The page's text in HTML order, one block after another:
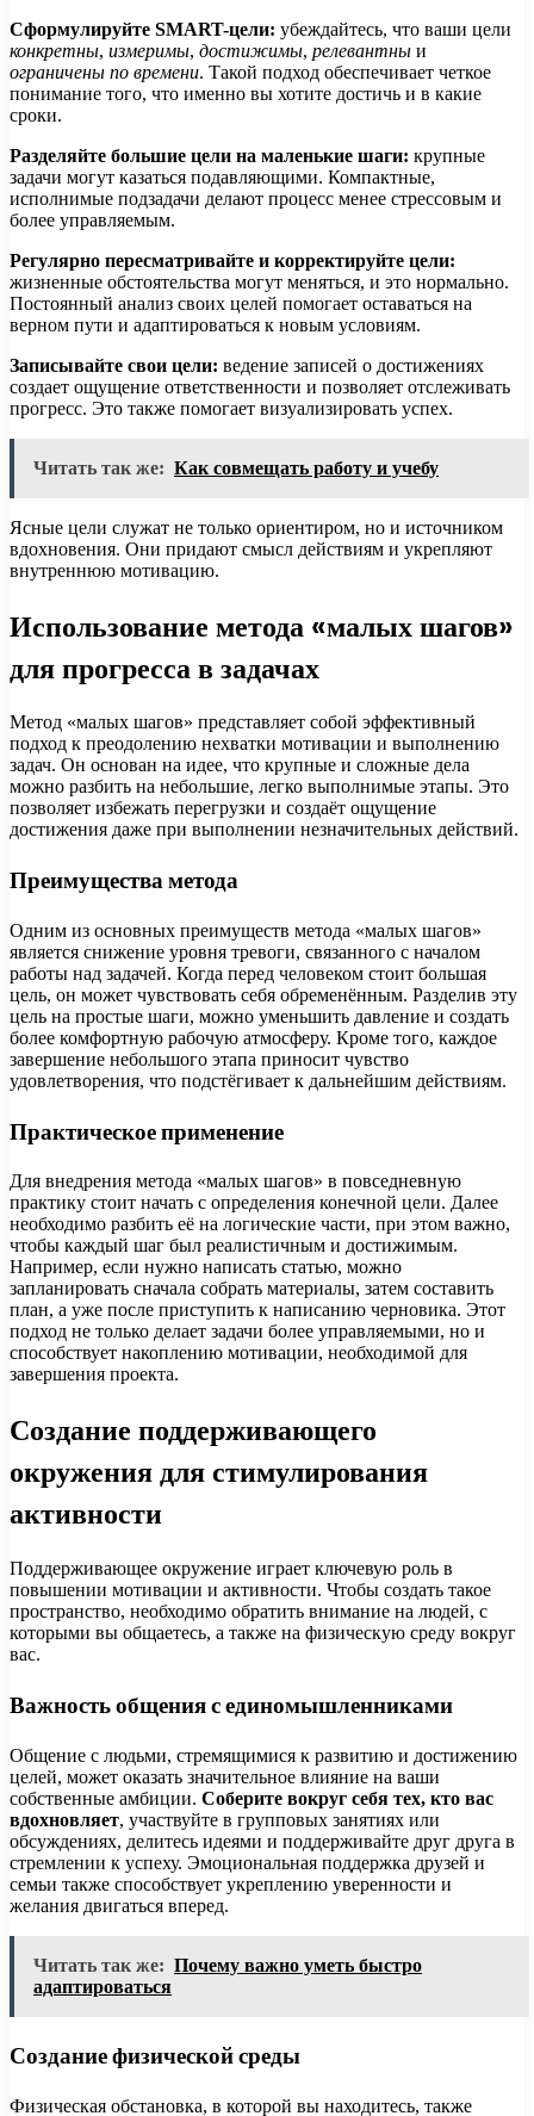
Сформулируйте SMART-цели: убеждайтесь, что ваши цели
конкретны, измеримы, достижимы, релевантны и
ограничены по времени. Такой подход обеспечивает четкое
понимание того, что именно вы хотите достичь и в какие
сроки.
Разделяйте большие цели на маленькие шаги: крупные
задачи могут казаться подавляющими. Компактные,
исполнимые подзадачи делают процесс менее стрессовым и
более управляемым.
Регулярно пересматривайте и корректируйте цели:
жизненные обстоятельства могут меняться, и это нормально.
Постоянный анализ своих целей помогает оставаться на
верном пути и адаптироваться к новым условиям.
Записывайте свои цели: ведение записей о достижениях
создает ощущение ответственности и позволяет отслеживать
прогресс. Это также помогает визуализировать успех.
Читать так же: Как совмещать работу и учебу
Ясные цели служат не только ориентиром, но и источником
вдохновения. Они придают смысл действиям и укрепляют
внутреннюю мотивацию.
Использование метода «малых шагов»
для прогресса в задачах
Метод «малых шагов» представляет собой эффективный
подход к преодолению нехватки мотивации и выполнению
задач. Он основан на идее, что крупные и сложные дела
можно разбить на небольшие, легко выполнимые этапы. Это
позволяет избежать перегрузки и создаёт ощущение
достижения даже при выполнении незначительных действий.
Преимущества метода
Одним из основных преимуществ метода «малых шагов»
является снижение уровня тревоги, связанного с началом
работы над задачей. Когда перед человеком стоит большая
цель, он может чувствовать себя обременённым. Разделив эту
цель на простые шаги, можно уменьшить давление и создать
более комфортную рабочую атмосферу. Кроме того, каждое
завершение небольшого этапа приносит чувство
удовлетворения, что подстёгивает к дальнейшим действиям.
Практическое применение
Для внедрения метода «малых шагов» в повседневную
практику стоит начать с определения конечной цели. Далее
необходимо разбить её на логические части, при этом важно,
чтобы каждый шаг был реалистичным и достижимым.
Например, если нужно написать статью, можно
запланировать сначала собрать материалы, затем составить
план, а уже после приступить к написанию черновика. Этот
подход не только делает задачи более управляемыми, но и
способствует накоплению мотивации, необходимой для
завершения проекта.
Создание поддерживающего
окружения для стимулирования
активности
Поддерживающее окружение играет ключевую роль в
повышении мотивации и активности. Чтобы создать такое
пространство, необходимо обратить внимание на людей, с
которыми вы общаетесь, а также на физическую среду вокруг
вас.
Важность общения с единомышленниками
Общение с людьми, стремящимися к развитию и достижению
целей, может оказать значительное влияние на ваши
собственные амбиции. Соберите вокруг себя тех, кто вас
вдохновляет, участвуйте в групповых занятиях или
обсуждениях, делитесь идеями и поддерживайте друг друга в
стремлении к успеху. Эмоциональная поддержка друзей и
семьи также способствует укреплению уверенности и
желания двигаться вперед.
Читать так же: Почему важно уметь быстро
адаптироваться
Создание физической среды
Физическая обстановка, в которой вы находитесь, также